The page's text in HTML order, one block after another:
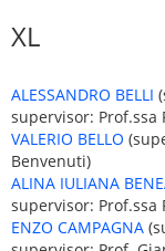
XL
ALESSANDRO BELLI
supervisor: Prof.ssa
VALERIO BELLO
Benvenuti)
ALINA IULIANA
supervisor: Prof.ssa
ENZO CAMPAGNA